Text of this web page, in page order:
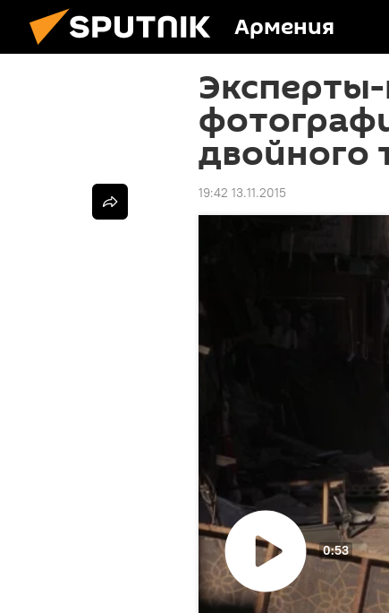
Армения
двойного
19:42 13.11.2015
0:53